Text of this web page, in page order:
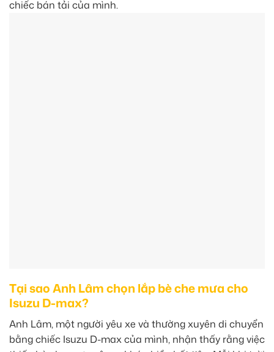
chiếc bán tải của mình.
Tại sao Anh Lâm chọn lắp bè che mưa cho
Isuzu D-max?
Anh Lâm, một người yêu xe và thường xuyên di chuyển
bằng chiếc Isuzu D-max của mình, nhận thấy rằng việc